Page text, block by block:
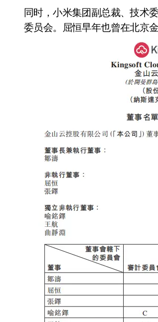
同时，小米集团副总裁、技术
委员会。屈恒早年也曾在北京
追觅、石头科
们的扫地机已被
7 月 30, 2026